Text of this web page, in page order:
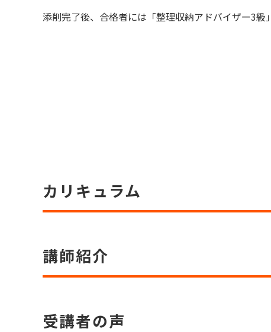
添削完了後、合格者には「整理収納アドバイザー3級
カリキュラム
講師紹介
受講者の声